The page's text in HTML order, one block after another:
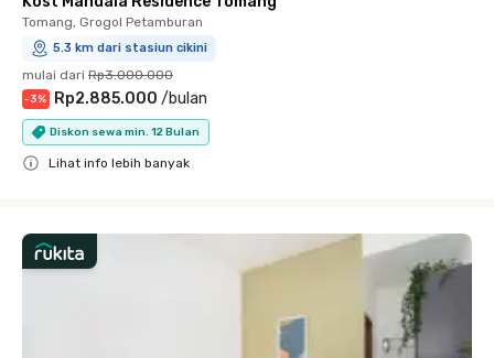
Tomang, Grogol Petamburan
5.3 km dari stasiun cikini
mulai dari Rp3.000.000
-3% Rp2.885.000 /bulan
Diskon sewa min. 12 Bulan
Lihat info lebih banyak